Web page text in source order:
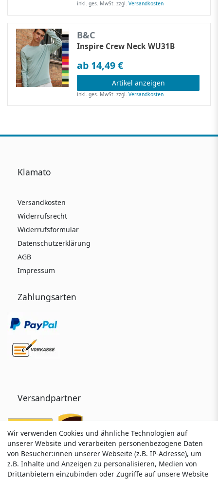
inkl. ges. MwSt. zzgl.Versandkosten
B&C
Inspire Crew Neck WU31B
ab 14,49 €
Artikel anzeigen
inkl. ges. MwSt. zzgl.Versandkosten
Klamato
Versandkosten
Widerrufsrecht
Widerrufsformular
Datenschutzerklärung
AGB
Impressum
Zahlungsarten
Versandpartner
Wir verwenden Cookies und ähnliche Technologien auf
unserer Website und verarbeiten personenbezogene Daten
von Besucher:innen unserer Webseite (z.B. IP-Adresse), um
z.B. Inhalte und Anzeigen zu personalisieren, Medien von
Drittanbietern einzubinden oder Zugriffe auf unsere Website
Wir verwenden Cookies und ähnliche Technologien auf
unserer Website und verarbeiten personenbezogene Daten
von Besucher:innen unserer Webseite (z.B. IP-Adresse), um
z.B. Inhalte und Anzeigen zu personalisieren, Medien von
Drittanbietern einzubinden oder Zugriffe auf unsere Website